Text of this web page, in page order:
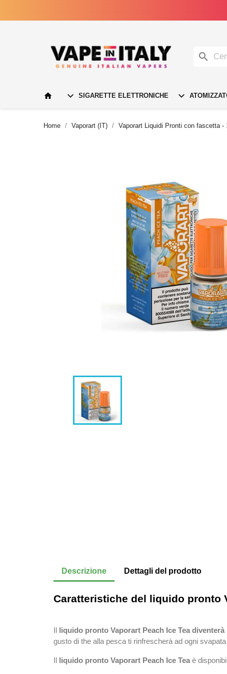

  SIGARETTE ELETTRONICHE 
Home Vaporart (IT) Vaporart Liquidi Pronti con fascetta -
Descrizione Dettagli del prodotto
Caratteristiche del liquido pronto
Il liquido pronto Vaporart Peach Ice Tea
gusto di the alla pesca ti rinfrescherà ad ogni
Il liquido pronto Vaporart Peach Ice Tea è